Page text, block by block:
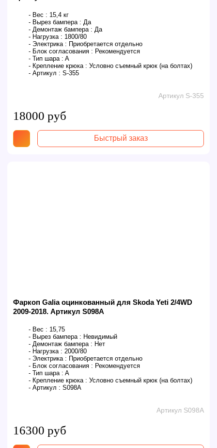
- Вес : 15,4 кг
- Вырез бампера : Да
- Демонтаж бампера : Да
- Нагрузка : 1800/80
- Электрика : Приобретается отдельно
- Блок согласования : Рекомендуется
- Тип шара : A
- Крепление крюка : Условно съемный крюк (на болтах)
- Артикул : S-355
Артикул S-355
18000 руб
Быстрый заказ
Фаркоп Galia оцинкованный для Skoda Yeti 2/4WD
2009-2018. Артикул S098A
- Вес : 15,75
- Вырез бампера : Невидимый
- Демонтаж бампера : Нет
- Нагрузка : 2000/80
- Электрика : Приобретается отдельно
- Блок согласования : Рекомендуется
- Тип шара : A
- Крепление крюка : Условно съемный крюк (на болтах)
- Артикул : S098A
Артикул S098A
16300 руб